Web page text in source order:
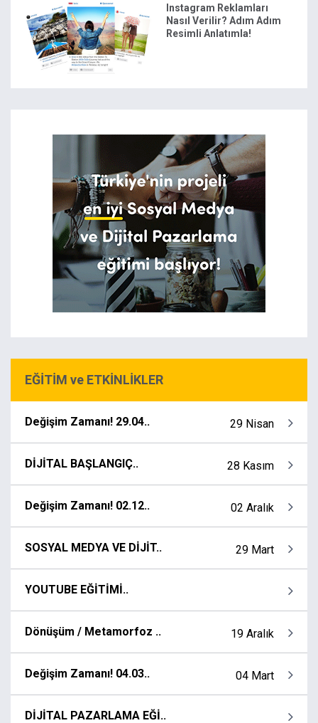
Instagram Reklamları
Nasıl Verilir? Adım Adım
Resimli Anlatımla!
EĞİTİM ve ETKİNLİKLER
Değişim Zamanı! 29.04.. 29 Nisan
DİJİTAL BAŞLANGIÇ.. 28 Kasım
Değişim Zamanı! 02.12.. 02 Aralık
SOSYAL MEDYA VE DİJİT.. 29 Mart
YOUTUBE EĞİTİMİ..
Dönüşüm / Metamorfoz .. 19 Aralık
Değişim Zamanı! 04.03.. 04 Mart
DİJİTAL PAZARLAMA EĞİ..